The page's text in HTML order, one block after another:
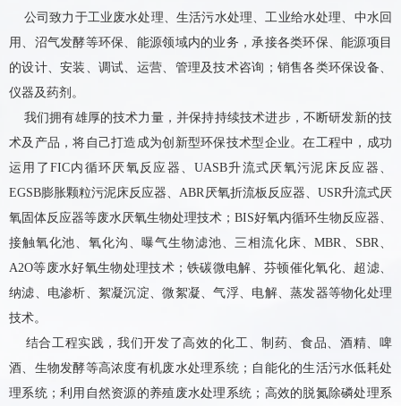
公司致力于工业废水处理、生活污水处理、工业给水处理、中水回
用、沼气发酵等环保、能源领域内的业务，承接各类环保、能源项目
的设计、安装、调试、运营、管理及技术咨询；销售各类环保设备、
仪器及药剂。
我们拥有雄厚的技术力量，并保持持续技术进步，不断研发新的技
术及产品，将自己打造成为创新型环保技术型企业。在工程中，成功
运用了FIC内循环厌氧反应器、UASB升流式厌氧污泥床反应器、
EGSB膨胀颗粒污泥床反应器、ABR厌氧折流板反应器、USR升流式厌
氧固体反应器等废水厌氧生物处理技术；BIS好氧内循环生物反应器、
接触氧化池、氧化沟、曝气生物滤池、三相流化床、MBR、SBR、
A2O等废水好氧生物处理技术；铁碳微电解、芬顿催化氧化、超滤、
纳滤、电渗析、絮凝沉淀、微絮凝、气浮、电解、蒸发器等物化处理
技术。
结合工程实践，我们开发了高效的化工、制药、食品、酒精、啤
酒、生物发酵等高浓度有机废水处理系统；自能化的生活污水低耗处
理系统；利用自然资源的养殖废水处理系统；高效的脱氮除磷处理系